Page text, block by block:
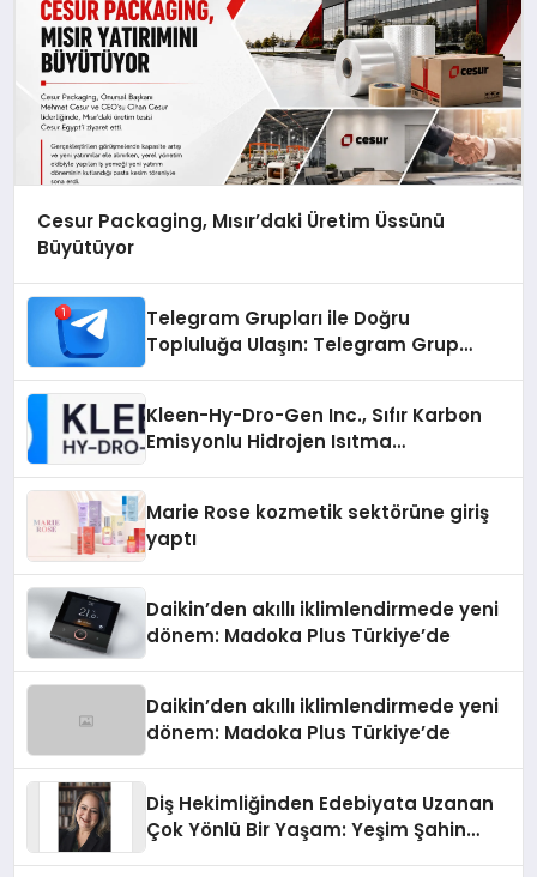
Cesur Packaging, Mısır’daki Üretim Üssünü
Büyütüyor
Telegram Grupları ile Doğru
Topluluğa Ulaşın: Telegram Grup
Kleen-Hy-Dro-Gen Inc., Sıfır Karbon
Emisyonlu Hidrojen Isıtma
Marie Rose kozmetik sektörüne giriş
yaptı
Daikin’den akıllı iklimlendirmede yeni
dönem: Madoka Plus Türkiye’de
Daikin’den akıllı iklimlendirmede yeni
dönem: Madoka Plus Türkiye’de
Diş Hekimliğinden Edebiyata Uzanan
Çok Yönlü Bir Yaşam: Yeşim Şahin